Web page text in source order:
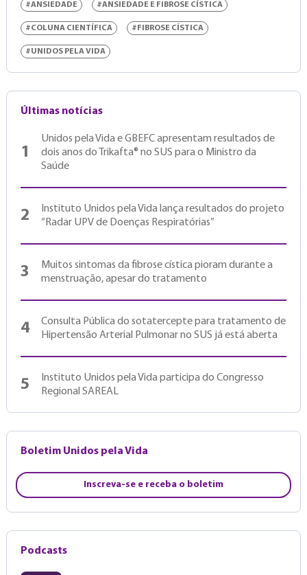
#ANSIEDADE #ANSIEDADE E FIBROSE CÍSTICA
#COLUNA CIENTÍFICA #FIBROSE CÍSTICA
#UNIDOS PELA VIDA
Últimas notícias
1
Unidos pela Vida e GBEFC apresentam resultados de
dois anos do Trikafta® no SUS para o Ministro da
Saúde
2
Instituto Unidos pela Vida lança resultados do projeto
“Radar UPV de Doenças Respiratórias”
3
Muitos sintomas da fibrose cística pioram durante a
menstruação, apesar do tratamento
4
Consulta Pública do sotatercepte para tratamento de
Hipertensão Arterial Pulmonar no SUS já está aberta
5
Instituto Unidos pela Vida participa do Congresso
Regional SAREAL
Boletim Unidos pela Vida
Inscreva-se e receba o boletim
Podcasts